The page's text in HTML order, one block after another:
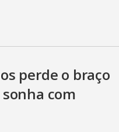
perde o braço
com